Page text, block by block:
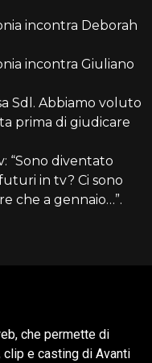
incontra Deborah
incontra Giuliano
Sdl. Abbiamo voluto
prima di giudicare
“Sono diventato
in tv? Ci sono
che a gennaio…”.
che permette di
e casting di Avanti